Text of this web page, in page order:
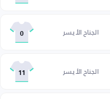
الجناح الأيسر 0
الجناح الأيسر 11